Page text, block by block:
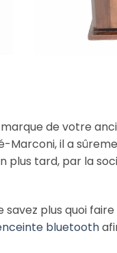
de votre
Marconi, il a
plus tard, par la
plus quoi
bluetooth